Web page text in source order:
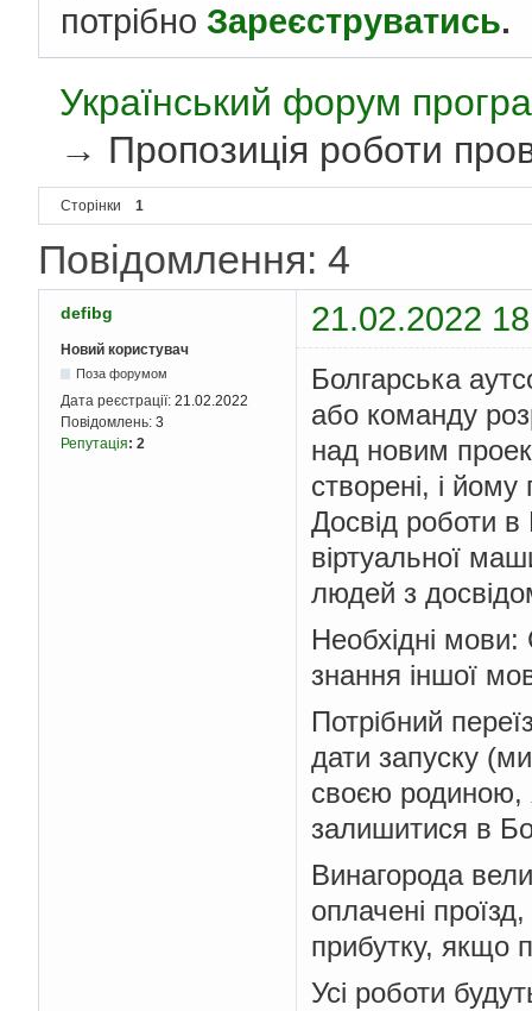
потрібно Зареєструватись.
Український форум
→ Пропозиція роботи
Сторінки 1
Повідомлення: 4
defibg 21.02.2022
Новий користувач
Поза форумом
Дата реєстрації: 21.02.2022
Повідомлень: 3
Репутація: 2
Болгарська
або команду
над новим
створені, і
Досвід роботи в
віртуальної
людей з
Необхідні
знання іншої
Потрібний
дати запуску
своєю родиною,
залишитися в
Винагорода
оплачені
прибутку, якщо
Усі роботи